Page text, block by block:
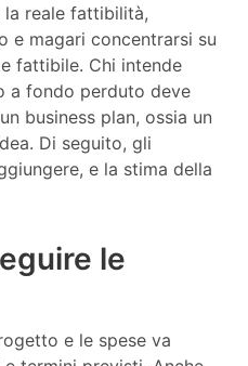
la reale fattibilità,
e magari concentrarsi su
fattibile. Chi intende
a fondo perduto deve
business plan, ossia un
Di seguito, gli
e la stima della
le
e le spese va